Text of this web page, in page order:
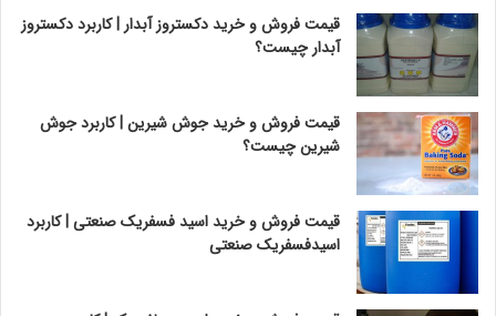
قیمت فروش و خرید دکستروز آبدار | کاربرد دکستروز
آبدار چیست؟
قیمت فروش و خرید جوش شیرین | کاربرد جوش
شیرین چیست؟
قیمت فروش و خرید اسید فسفریک صنعتی | کاربرد
اسیدفسفریک صنعتی